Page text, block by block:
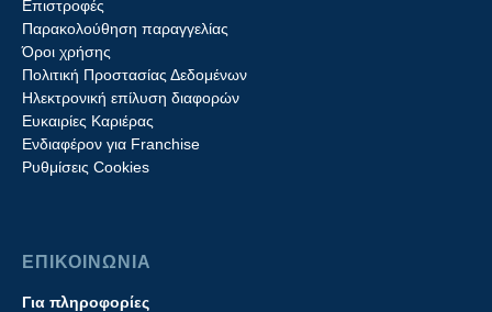
Επιστροφές
Παρακολούθηση παραγγελίας
Όροι χρήσης
Πολιτική Προστασίας Δεδομένων
Ηλεκτρονική επίλυση διαφορών
Ευκαιρίες Καριέρας
Ενδιαφέρον για Franchise
Ρυθμίσεις Cookies
ΕΠΙΚΟΙΝΩΝΙΑ
Για πληροφορίες